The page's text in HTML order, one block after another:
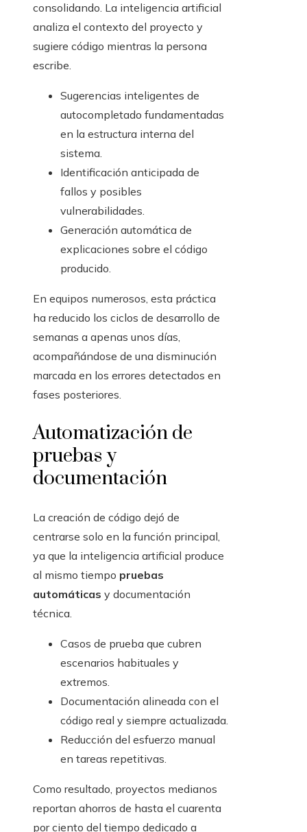
consolidando. La inteligencia artificial
analiza el contexto del proyecto y
sugiere código mientras la persona
escribe.
Sugerencias inteligentes de
autocompletado fundamentadas
en la estructura interna del
sistema.
Identificación anticipada de
fallos y posibles
vulnerabilidades.
Generación automática de
explicaciones sobre el código
producido.
En equipos numerosos, esta práctica
ha reducido los ciclos de desarrollo de
semanas a apenas unos días,
acompañándose de una disminución
marcada en los errores detectados en
fases posteriores.
Automatización de
pruebas y
documentación
La creación de código dejó de
centrarse solo en la función principal,
ya que la inteligencia artificial produce
al mismo tiempo pruebas
automáticas y documentación
técnica.
Casos de prueba que cubren
escenarios habituales y
extremos.
Documentación alineada con el
código real y siempre actualizada.
Reducción del esfuerzo manual
en tareas repetitivas.
Como resultado, proyectos medianos
reportan ahorros de hasta el cuarenta
por ciento del tiempo dedicado a